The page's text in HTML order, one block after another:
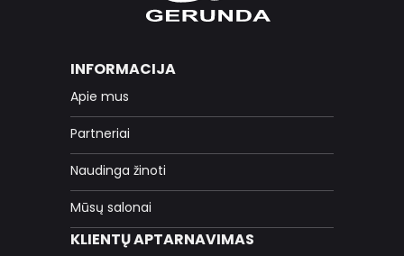
INFORMACIJA
Apie mus
Partneriai
Naudinga žinoti
Mūsų salonai
KLIENTŲ APTARNAVIMAS